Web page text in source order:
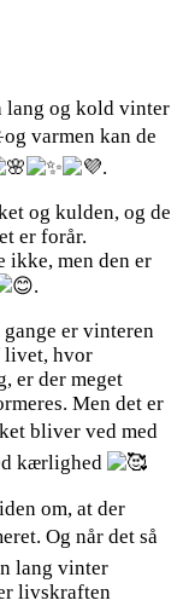
lang og kold vinter
og varmen kan de
.
og kulden, og de
er forår.
ikke, men den er
.
gange er vinteren
livet, hvor
er der meget
Men det er
bliver ved med
kærlighed
om, at der
Og når det så
lang vinter
livskraften